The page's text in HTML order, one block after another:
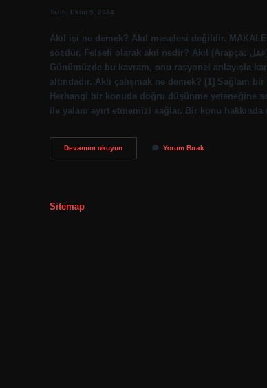
Tarih: Ekim 9, 2024
Akıl işi ne demek? Akıl meselesi değildir.
sözdür. Felsefi olarak akıl nedir? Akıl (Arapça: عقل) veya akıl, felsefede, kavramlar yaratma ve buna göre yönetme yeteneğidir.
Günümüzde bu kavram, onu rasyonel anlayışla
altındadır. Aklı çalışmak ne demek? [1] Sağlam
Herhangi bir konuda doğru düşünme yeteneğine
ile yalanı ayırt etmemizi sağlar. Bir konu
Devamını okuyunAkıl
Işi
Yorum Bırak
Sitemap